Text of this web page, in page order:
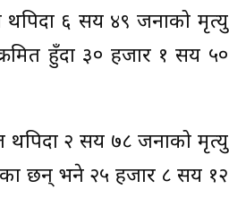
थपिदा ६ सय ४९ जनाको मृत्यु
हुँदा ३० हजार १ सय ५०
थपिदा २ सय ७८ जनाको मृत्यु
छन् भने २५ हजार ८ सय १२